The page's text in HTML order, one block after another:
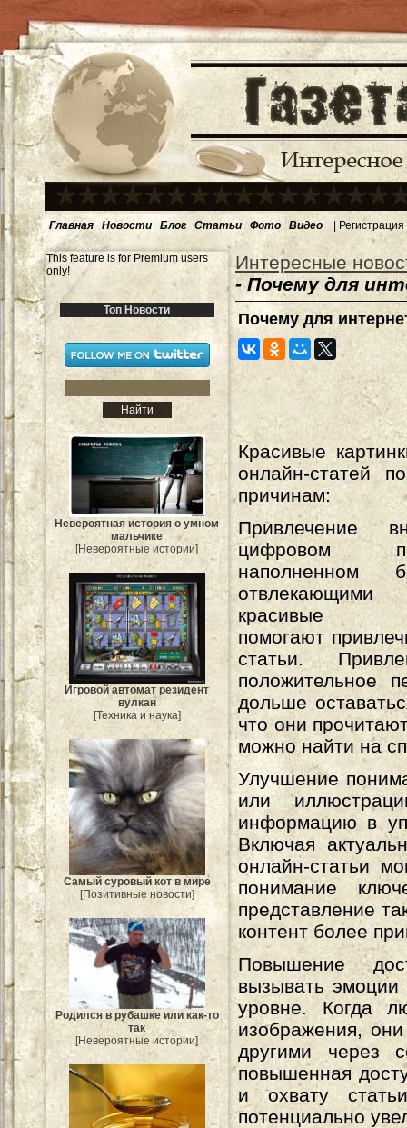
Главная Новости Блог Статьи Фото Видео | Регистрация
This feature is for Premium users
only!
Топ Новости
Невероятная история о умном
мальчике
[Невероятные истории]
Игровой автомат резидент
вулкан
[Техника и наука]
Самый суровый кот в мире
[Позитивные новости]
Родился в рубашке или как-то
так
[Невероятные истории]
Интересные
- Почему для
Почему для
Красивые
онлайн-статей
причинам:
Привлечение
цифровом
наполненном
отвлекающими
красивые
помогают
статьи.
положительное
дольше
что они
можно найти на
Улучшение
или
информацию в
Включая
онлайн-статьи
понимание
представление
контент более
Повышение
вызывать эмоции
уровне. Когда
изображения,
другими через
повышенная
и охвату
потенциально